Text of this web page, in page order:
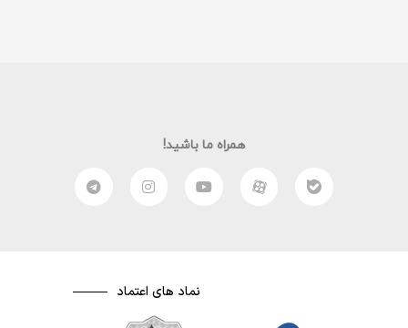
همراه ما باشید!
نماد های اعتماد